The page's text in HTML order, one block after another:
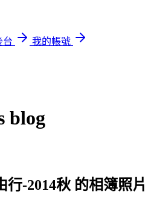
台
我的帳號
blog
行-2014秋 的相簿照片